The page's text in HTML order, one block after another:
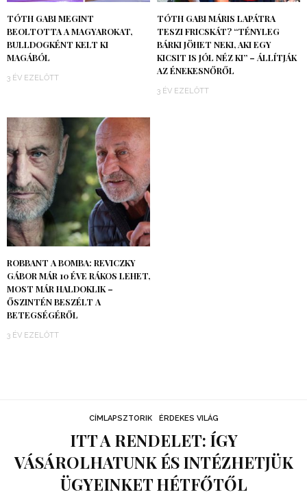
TÓTH GABI MEGINT
BEOLTOTTA A MAGYAROKAT,
BULLDOGKÉNT KELT KI
MAGÁBÓL
3 ÉV EZELŐTT
TÓTH GABI MÁRIS LAPÁTRA
TESZI FRICSKÁT? “TÉNYLEG
BÁRKI JÖHET NEKI, AKI EGY
KICSIT IS JÓL NÉZ KI” – ÁLLÍTJÁK
AZ ÉNEKESNŐRŐL
3 ÉV EZELŐTT
ROBBANT A BOMBA: REVICZKY
GÁBOR MÁR 10 ÉVE RÁKOS LEHET,
MOST MÁR HALDOKLIK –
ŐSZINTÉN BESZÉLT A
BETEGSÉGÉRŐL
3 ÉV EZELŐTT
CÍMLAPSZTORIK ÉRDEKES VILÁG
ITT A RENDELET: ÍGY
VÁSÁROLHATUNK ÉS INTÉZHETJÜK
ÜGYEINKET HÉTFŐTŐL